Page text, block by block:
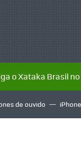
o Xataka Brasil
de ouvido iPhone